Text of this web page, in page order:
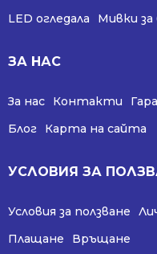
LED огледала
Мивки за
ЗА НАС
За нас Контакти
Блог
Карта на сайта
УСЛОВИЯ ЗА
Условия за ползване
Плащане
Връщане